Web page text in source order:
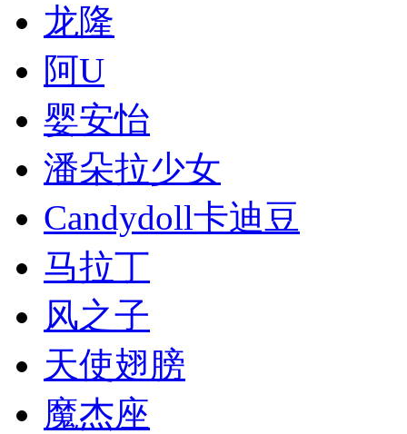
龙隆
阿U
婴安怡
潘朵拉少女
Candydoll卡迪豆
马拉丁
风之子
天使翅膀
魔杰座